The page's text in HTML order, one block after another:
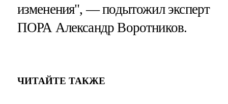
изменения", — подытожил эксперт
ПОРА Александр Воротников.
ЧИТАЙТЕ ТАКЖЕ